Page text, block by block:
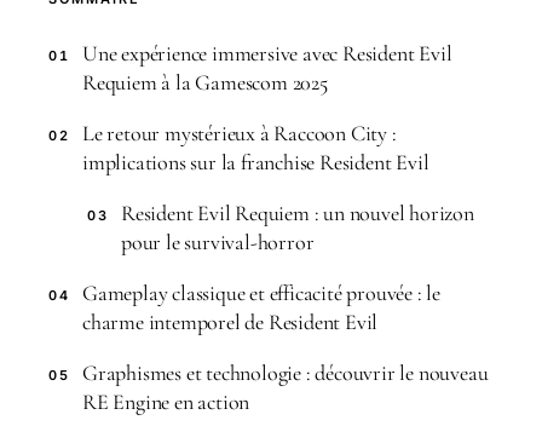
01
Une expérience immersive avec Resident Evil
Requiem à la Gamescom 2025
02
Le retour mystérieux à Raccoon City :
implications sur la franchise Resident Evil
03
Resident Evil Requiem : un nouvel horizon
pour le survival-horror
04
Gameplay classique et efficacité prouvée : le
charme intemporel de Resident Evil
05
Graphismes et technologie : découvrir le nouveau
RE Engine en action